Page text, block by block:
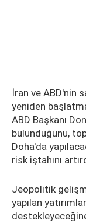
İran ve ABD'nin
yeniden
ABD Başkanı
bulunduğunu,
Doha'da
risk iştahını
Jeopolitik
yapılan